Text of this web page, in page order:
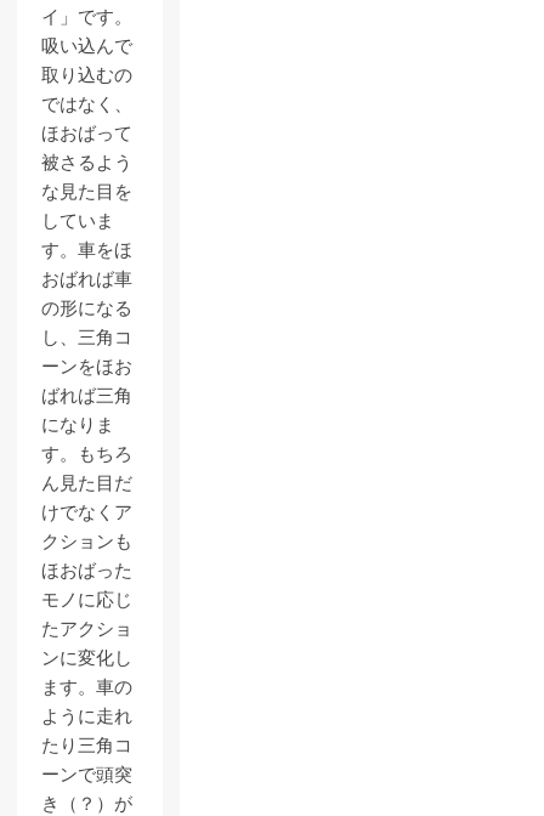
イ」です。
吸い込んで
取り込むの
ではなく、
ほおばって
被さるよう
な見た目を
していま
す。車をほ
おばれば車
の形になる
し、三角コ
ーンをほお
ばれば三角
になりま
す。もちろ
ん見た目だ
けでなくア
クションも
ほおばった
モノに応じ
たアクショ
ンに変化し
ます。車の
ように走れ
たり三角コ
ーンで頭突
き（？）が